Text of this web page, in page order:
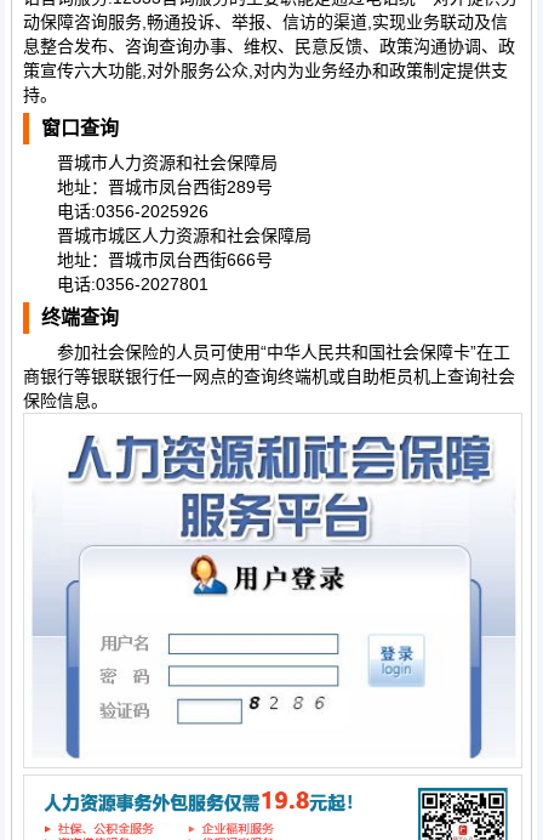
动保障咨询服务,畅通投诉、举报、信访的渠道,实现业务联动及信
息整合发布、咨询查询办事、维权、民意反馈、政策沟通协调、政
策宣传六大功能,对外服务公众,对内为业务经办和政策制定提供支
持。
窗口查询
晋城市人力资源和社会保障局
地址：晋城市凤台西街289号
电话:0356-2025926
晋城市城区人力资源和社会保障局
地址：晋城市凤台西街666号
电话:0356-2027801
终端查询
参加社会保险的人员可使用“中华人民共和国社会保障卡”在工
商银行等银联银行任一网点的查询终端机或自助柜员机上查询社会
保险信息。